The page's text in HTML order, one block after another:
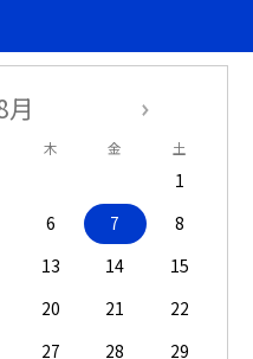
月
木 金 土
1
6 7
8
13 14
15
20 21
22
27 28
29